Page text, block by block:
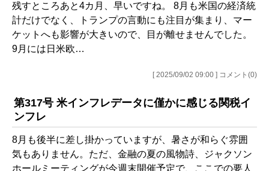
残すところあと4カ月、早いですね。 8月も米国の経済統
計だけでなく、トランプの言動にも注目が集まり、マー
ケットへも影響が大きいので、目が離せませんでした。
9月には日米欧…
[ 2025/09/02 09:00 ] コメント(0)
第317号 米インフレデータに僅かに感じる関税イ
ンフレ
8月も後半に差し掛かっていますが、暑さが和らぐ雰囲
気もありません。ただ、金融の夏の風物詩、ジャクソン
ホールミーティングが今週末開催予定で、ここでの要人